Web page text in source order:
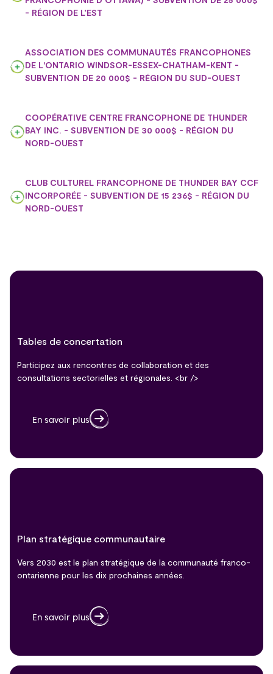
- RÉGION DE L’EST
ASSOCIATION DES COMMUNAUTÉS FRANCOPHONES
DE L'ONTARIO WINDSOR-ESSEX-CHATHAM-KENT -
SUBVENTION DE 20 000$ - RÉGION DU SUD-OUEST
COOPÉRATIVE CENTRE FRANCOPHONE DE THUNDER
BAY INC. - SUBVENTION DE 30 000$ - RÉGION DU
NORD-OUEST
CLUB CULTUREL FRANCOPHONE DE THUNDER BAY CCF
INCORPORÉE - SUBVENTION DE 15 236$ - RÉGION DU
NORD-OUEST
Tables de concertation
Participez aux rencontres de collaboration et des
consultations sectorielles et régionales. <br />
En savoir plus
Plan stratégique communautaire
Vers 2030 est le plan stratégique de la communauté franco-
ontarienne pour les dix prochaines années.
En savoir plus